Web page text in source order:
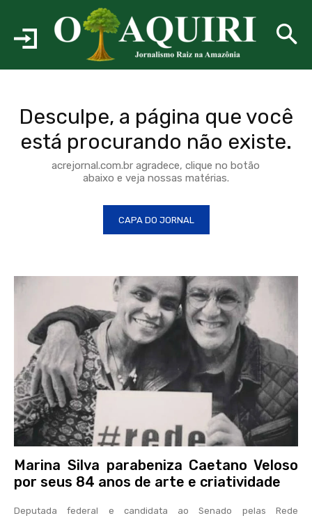
Desculpe, a página que você
está procurando não existe.
acrejornal.com.br agradece, clique no botão
abaixo e veja nossas matérias.
CAPA DO JORNAL
Marina Silva parabeniza Caetano Veloso
por seus 84 anos de arte e criatividade
Deputada federal e candidata ao Senado pelas Rede